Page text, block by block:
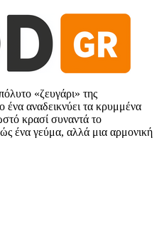
«ζευγάρι» της
ένα αναδεικνύει τα κρυμμένα
κρασί συναντά το
ένα γεύμα, αλλά μια αρμονική